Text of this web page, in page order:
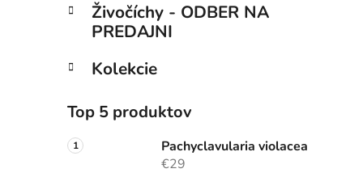
Živočíchy - ODBER NA
PREDAJNI
Kolekcie
Top 5 produktov
Pachyclavularia violacea
€29